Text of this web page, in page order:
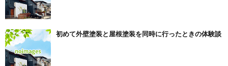
初めて外壁塗装と屋根塗装を同時に行ったときの体験談